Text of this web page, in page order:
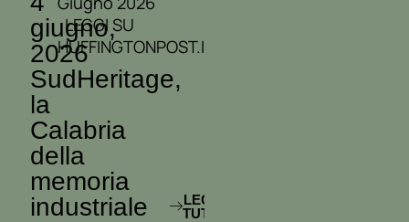
giugno,
2026
SudHeritage,
la
Calabria
della
memoria
industriale
LEGGI SU
HUFFINGTONPOST.IT
LEGGI
TUTTO